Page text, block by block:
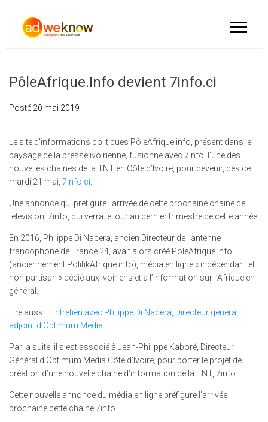
PôleAfrique.Info devient 7info.ci
Posté 20 mai 2019
Le site d’informations politiques PôleAfrique.info, présent dans le
paysage de la presse ivoirienne, fusionne avec 7info, l’une des
nouvelles chaines de la TNT en Côte d’Ivoire, pour devenir, dès ce
mardi 21 mai, 7info.ci
Une annonce qui préfigure l’arrivée de cette prochaine chaine de
télévision, 7info, qui verra le jour au dernier trimestre de cette année.
En 2016, Philippe Di Nacera, ancien Directeur de l’antenne
francophone de France 24, avait alors créé PoleAfrique.info
(anciennement PolitikAfrique.info), média en ligne « indépendant et
non partisan » dédié aux ivoiriens et à l’information sur l’Afrique en
général.
Lire aussi : Entretien avec Philippe Di Nacera, Directeur général
adjoint d’Optimum Media
Par la suite, il s’est associé à Jean-Philippe Kaboré, Directeur
Général d’Optimum Media Côte d’Ivoire, pour porter le projet de
création d’une nouvelle chaine d’information de la TNT, 7info.
Cette nouvelle annonce du média en ligne préfigure l’arrivée
prochaine cette chaine 7info.